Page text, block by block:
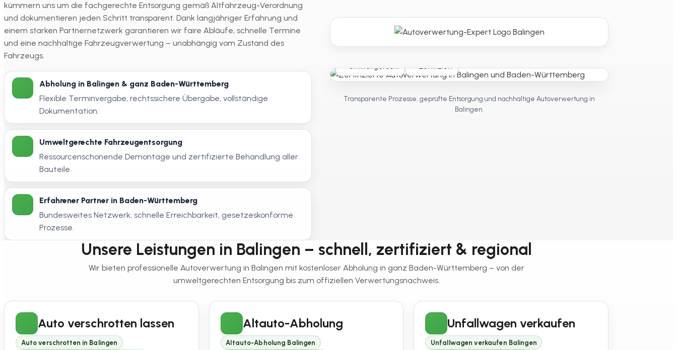
kümmern uns um die fachgerechte Entsorgung gemäß Altfahrzeug-Verordnung
und dokumentieren jeden Schritt transparent. Dank langjähriger Erfahrung und
einem starken Partnernetzwerk garantieren wir faire Abläufe, schnelle Termine
und eine nachhaltige Fahrzeugverwertung – unabhängig vom Zustand des
Fahrzeugs.
Abholung in Balingen & ganz Baden-Württemberg
Flexible Terminvergabe, rechtssichere Übergabe, vollständige
Dokumentation.
Umweltgerechte Fahrzeugentsorgung
Ressourcenschonende Demontage und zertifizierte Behandlung aller
Bauteile.
Erfahrener Partner in Baden-Württemberg
Bundesweites Netzwerk, schnelle Erreichbarkeit, gesetzeskonforme
Prozesse.
Transparente Prozesse, geprüfte Entsorgung und nachhaltige Autoverwertung in
Balingen.
Unsere Leistungen in Balingen – schnell, zertifiziert & regional
Wir bieten professionelle Autoverwertung in Balingen mit kostenloser Abholung in ganz Baden-Württemberg – von der
umweltgerechten Entsorgung bis zum offiziellen Verwertungsnachweis.
Auto verschrotten lassen
Auto verschrotten in Balingen
Altauto-Abholung
Altauto-Abholung Balingen
Unfallwagen verkaufen
Unfallwagen verkaufen Balingen